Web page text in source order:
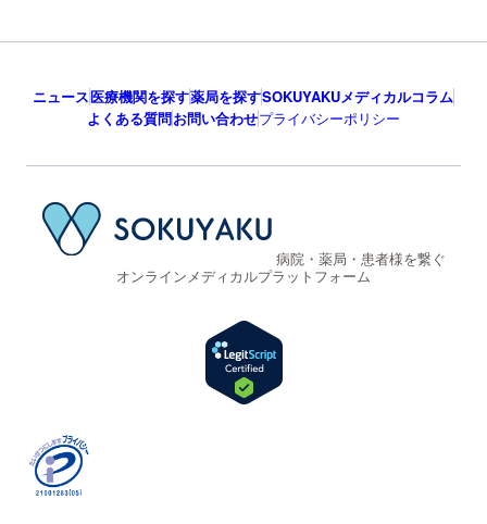
ニュース医療機関を探す薬局を探すSOKUYAKUメディカルコラム
よくある質問お問い合わせプライバシーポリシー
病院・薬局・患者様を繋ぐ
オンラインメディカルプラットフォーム